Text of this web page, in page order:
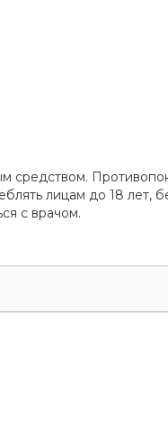
средством.
лицам до 18
с врачом.